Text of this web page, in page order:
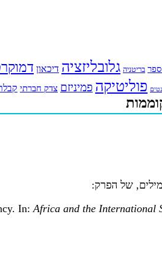
בריטניה גלובליזציה דיכאון
פוליטיקה פמיניזם צדק חברתי
In:Africa and the International